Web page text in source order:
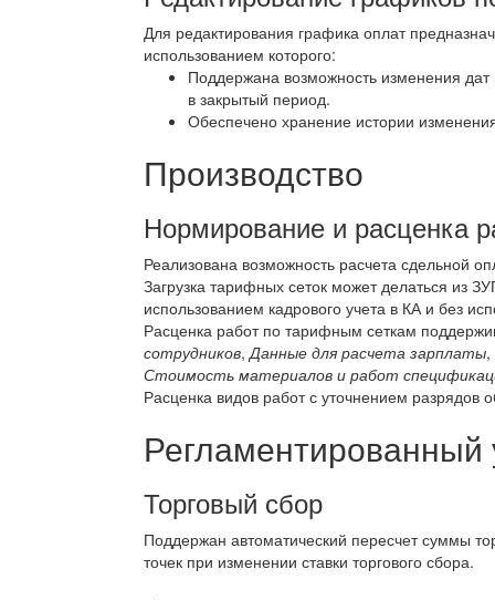
Для редактирования графика оплат
использованием которого:
Поддержана возможность изменения
в закрытый период.
Обеспечено хранение истории
Производство
Нормирование и расценка
Реализована возможность расчета сдельной
Загрузка тарифных сеток может делаться из
использованием кадрового учета в КА и без
Расценка работ по тарифным сеткам
сотрудников,Данные для расчета зарплаты,
Стоимость материалов и работ
Расценка видов работ с уточнением
Регламентированный
Торговый сбор
Поддержан автоматический пересчет суммы
точек при изменении ставки торгового сбора.